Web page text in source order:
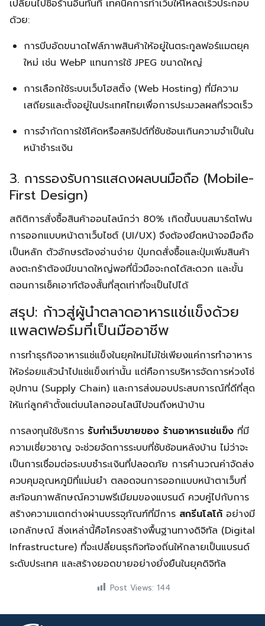
เปลี่ยนไปซื้อร้านอื่นทันที เทคนิคการทำเว็บให้โหลดเร็วประกอบ
ด้วย:
การบีบอัดขนาดไฟล์ภาพสินค้าให้อยู่ในตระกูลฟอร์แมตยุค
ใหม่ เช่น WebP แทนการใช้ JPEG ขนาดใหญ่
การเลือกใช้ระบบเว็บโฮสติ้ง (Web Hosting) ที่มีความ
เสถียรและตั้งอยู่ในประเทศไทยเพื่อการประมวลผลที่รวดเร็ว
การจำกัดการใช้โค้ดหรือสคริปต์ที่ซับซ้อนเกินความจำเป็นใน
หน้าชำระเงิน
3. การรองรับการแสดงผลบนมือถือ (Mobile-
First Design)
สถิติการสั่งซื้อสินค้าออนไลน์กว่า 80% เกิดขึ้นบนสมาร์ตโฟน
การออกแบบหน้าตาเว็บไซต์ (UI/UX) จึงต้องยึดหน้าจอมือถือ
เป็นหลัก ตัวอักษรต้องอ่านง่าย ปุ่มกดสั่งซื้อและปุ่มเพิ่มสินค้า
ลงตะกร้าต้องมีขนาดใหญ่พอที่นิ้วมือจะกดได้สะดวก และขั้น
ตอนการเช็คเอาท์ต้องสั้นที่สุดเท่าที่จะเป็นไปได้
สรุป: ก้าวสู่ผู้นำตลาดอาหารแช่แข็งด้วย
แพลตฟอร์มที่เป็นมืออาชีพ
การทำธุรกิจอาหารแช่แข็งในยุคใหม่ไม่ใช่เพียงแค่การทำอาหาร
ให้อร่อยแล้วนำไปแช่แข็งเท่านั้น แต่คือการบริหารจัดการห่วงโซ่
อุปทาน (Supply Chain) และการส่งมอบประสบการณ์ที่ดีที่สุด
ให้แก่ลูกค้าตั้งแต่บนโลกออนไลน์ไปจนถึงหน้าบ้าน
การลงทุนใช้บริการ รับทำเว็บขายของ ร้านอาหารแช่แข็ง ที่มี
ความเชี่ยวชาญ จะช่วยจัดการระบบที่ซับซ้อนหลังบ้าน ไม่ว่าจะ
เป็นการเชื่อมต่อระบบชำระเงินที่ปลอดภัย การคำนวณค่าจัดส่ง
ควบคุมอุณหภูมิที่แม่นยำ ตลอดจนการออกแบบหน้าตาเว็บที่
สะท้อนภาพลักษณ์ความพรีเมียมของแบรนด์ ควบคู่ไปกับการ
สร้างความแตกต่างผ่านบรรจุภัณฑ์ที่มีการ สกรีนโลโก้ อย่างมี
เอกลักษณ์ สิ่งเหล่านี้คือโครงสร้างพื้นฐานทางดิจิทัล (Digital
Infrastructure) ที่จะเปลี่ยนธุรกิจท้องถิ่นให้กลายเป็นแบรนด์
ระดับประเทศ และสร้างยอดขายอย่างยั่งยืนในยุคดิจิทัล
Post Views: 144